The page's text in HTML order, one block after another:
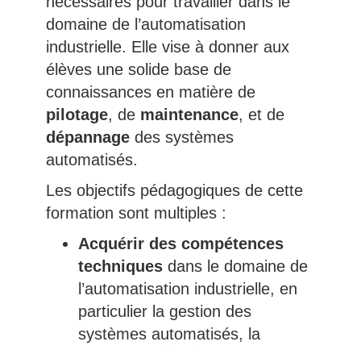
domaine de l’automatisation
industrielle. Elle vise à donner aux
élèves une solide base de
connaissances en matière de
pilotage, de maintenance, et de
dépannagedes systèmes
automatisés.
Les objectifs pédagogiques de cette
formation sont multiples :
Acquérir des compétences
techniquesdans le domaine de
l’automatisation industrielle, en
particulier la gestion des
systèmes automatisés, la